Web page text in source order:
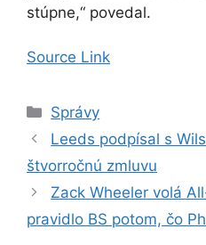
stúpne,“ povedal.
Source Link
Kategórie
Správy
Leeds podpísal s
štvorročnú zmluvu
Zack Wheeler volá
pravidlo BS potom, čo